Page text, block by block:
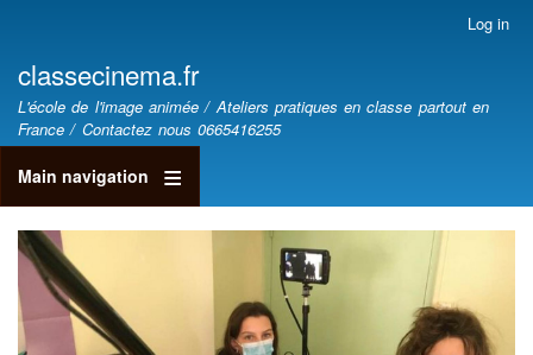
account
menu
Log in
classecinéma.fr
classecinema.fr
L'école de l'image animée / Ateliers pratiques en classe partout en
France / Contactez nous 0665416255
Main navigation